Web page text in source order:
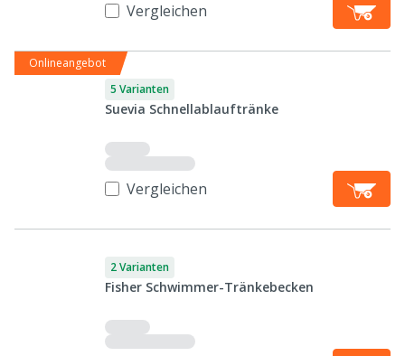
Vergleichen
Onlineangebot
5 Varianten
Suevia Schnellablauftränke
Vergleichen
2 Varianten
Fisher Schwimmer-Tränkebecken